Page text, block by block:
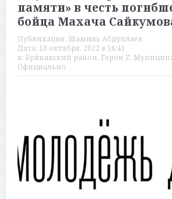
памяти» в честь
бойца Махача
Публикация: Шамиль Абдуллаев
Дата: 18 октября, 2022 в 16:41
в: Буйнакский район, Герои Z,
Официально